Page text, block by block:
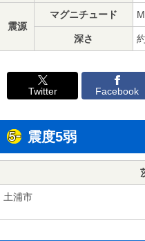
震源
マグニチュード
深さ
Twitter Facebook
震度5弱
土浦市